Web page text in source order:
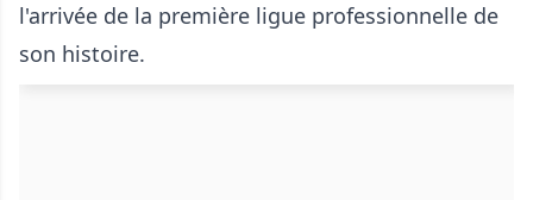
l'arrivée de la première ligue professionnelle de
son histoire.